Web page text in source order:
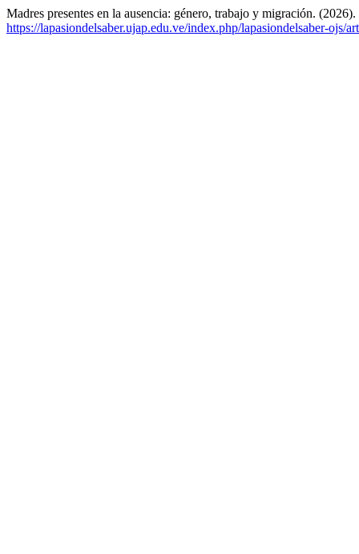
Madres presentes en la ausencia: género, trabajo y migración. (2026).
https://lapasiondelsaber.ujap.edu.ve/index.php/lapasiondelsaber-ojs/